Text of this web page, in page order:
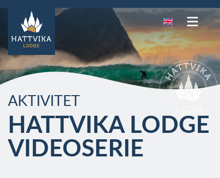
AKTIVITET
HATTVIKA LODGE
VIDEOSERIE